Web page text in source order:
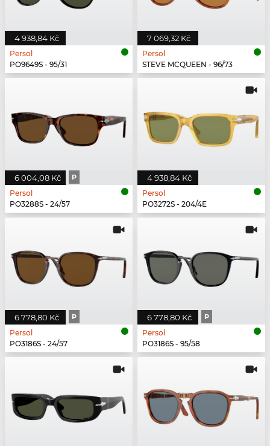
4 938,84 Kč
Persol
PO9649S - 95/31
7 069,32 Kč
Persol
STEVE MCQUEEN - 96/73
6 004,08 Kč P
Persol
PO3288S - 24/57
4 938,84 Kč
Persol
PO3272S - 204/4E
6 778,80 Kč P
Persol
PO3186S - 24/57
6 778,80 Kč P
Persol
PO3186S - 95/58